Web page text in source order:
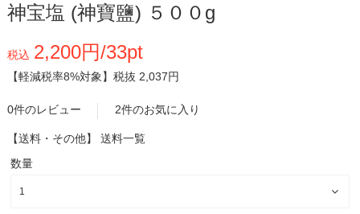
神宝塩 (神寶鹽) ５００g
税込 2,200円/33pt
【軽減税率8%対象】 税抜 2,037円
0件のレビュー 2件のお気に入り
【送料・その他】 送料一覧
数量